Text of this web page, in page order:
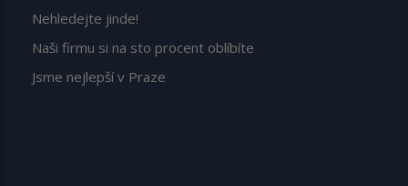
Nehledejte jinde!
Naši firmu si na sto procent oblíbíte
Jsme nejlepší v Praze